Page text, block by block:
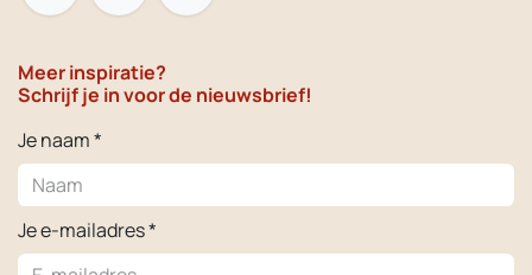
Meer inspiratie?
Schrijf je in voor de nieuwsbrief!
Je naam *
Je e-mailadres *